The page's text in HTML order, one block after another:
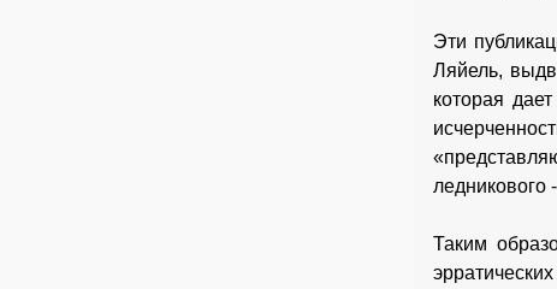
Эти
Ляйель,
которая
Таким